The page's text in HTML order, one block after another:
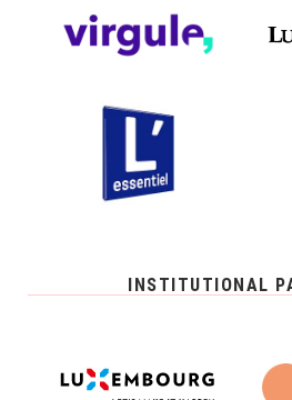
INSTITUTIONAL